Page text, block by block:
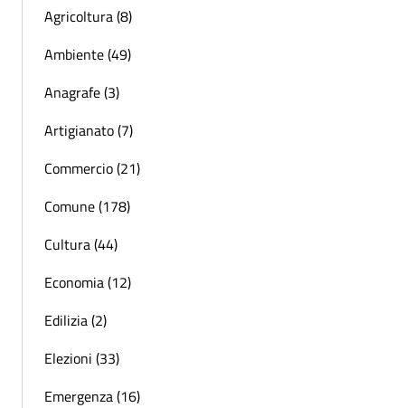
Agricoltura (8)
Ambiente (49)
Anagrafe (3)
Artigianato (7)
Commercio (21)
Comune (178)
Cultura (44)
Economia (12)
Edilizia (2)
Elezioni (33)
Emergenza (16)